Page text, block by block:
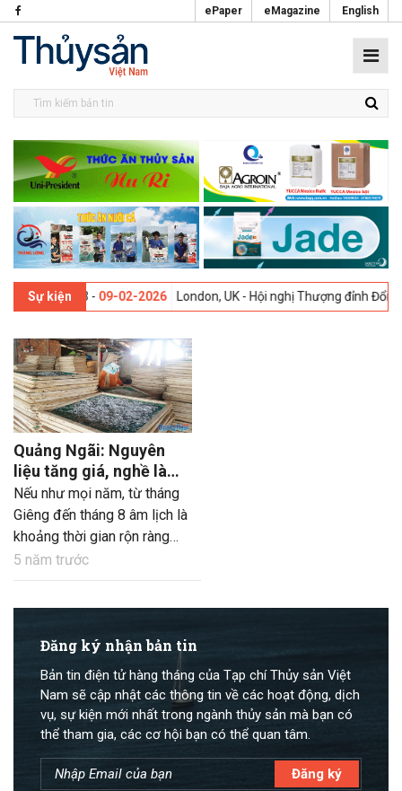
ePaper eMagazine English
Sự kiện
lần thứ 13 - 09-02-2026 London, UK - Hội nghị Thượng đỉnh Đổi
Quảng Ngãi: Nguyên
liệu tăng giá, nghề làm
nước mắm, chế biến hải
sản gặp khó
Nếu như mọi năm, từ tháng
Giêng đến tháng 8 âm lịch là
khoảng thời gian rộn ràng
nhất tại các làng nghề sản
xuất nước mắm, chế biến hải
đành phải sản xuất cầm
chừng, do thiếu nguyên liệu
và ảnh hưởng của dịch
Covid-19.
5 năm trước
Đăng ký nhận bản tin
Bản tin điện tử hàng tháng của Tạp chí Thủy sản Việt
Nam sẽ cập nhật các thông tin về các hoạt động, dịch
vụ, sự kiện mới nhất trong ngành thủy sản mà bạn có
thể tham gia, các cơ hội bạn có thể quan tâm.